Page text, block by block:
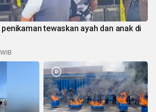
tewaskan ayah dan anak di